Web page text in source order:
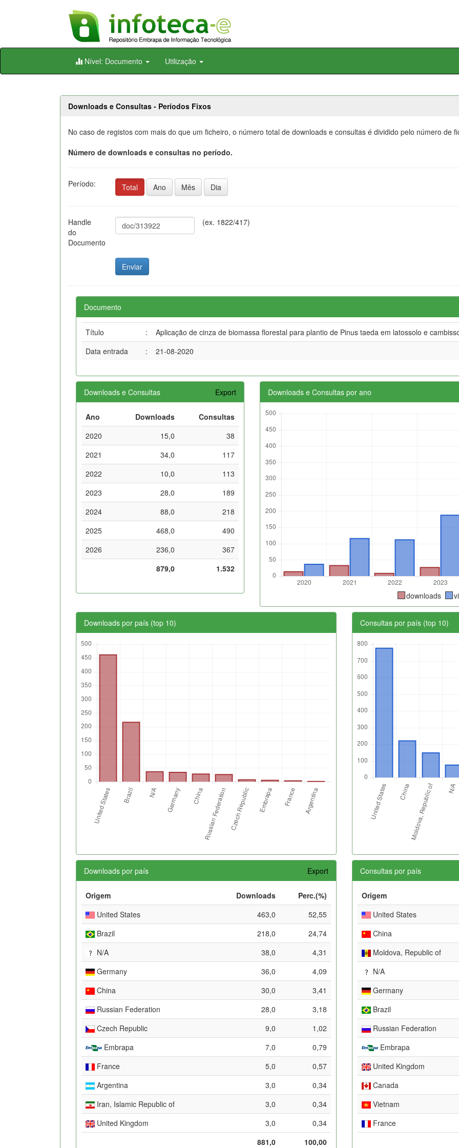
Skip
Nível: Documento Utilização
Downloads e Consultas - Períodos Fixos
No caso de registos com mais do que um ficheiro, o número total de downloads e consultas é dividido pelo número de
Número de downloads e consultas no período.
Período: Total Ano Mês Dia
Handle
do
Documento
(ex. 1822/417)
Documento
Título :
Aplicação de cinza de biomassa florestal para plantio de Pinus taeda em latossolo e
Data entrada
: 21-08-2020
Downloads e Consultas Export
Ano Downloads
Consultas
2020
15,0
38
2021
34,0
117
2022
10,0
113
2023
28,0
189
2024
88,0
218
2025
468,0
490
2026
236,0
367
879,0
1.532
Downloads e Consultas por ano
downloads
Downloads por país (top 10) Consultas por país (top 10)
Downloads por país Export
Origem Downloads
Perc.(%)
United States
463,0
52,55
Brazil
218,0
24,74
N/A
38,0
4,31
Germany
36,0
4,09
China
30,0
3,41
Russian Federation
28,0
3,18
Czech Republic
9,0
1,02
Embrapa
7,0
0,79
France
5,0
0,57
Argentina
3,0
0,34
Iran, Islamic Republic of
3,0
0,34
United Kingdom
3,0
0,34
881,0
100,00
Consultas por país
Origem
United States
China
Moldova, Republic of
N/A
Germany
Brazil
Russian Federation
Embrapa
United Kingdom
Canada
Vietnam
France